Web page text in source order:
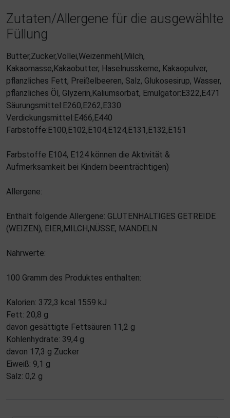
Zutaten/Allergene für die ausgewählte
Füllung
Butter,Zucker,Vollei,Weizenmehl,Milch,
Kakaomasse,Kakaobutter, Haselnusskerne, Kakaopulver,
pflanzliches Fett, Preißelbeeren, Salz, Glukosesirup, Wasser,
pflanzliches Öl, Glyzerin,Kaliumsorbat, Emulgator:E322,E471
Säurungsmittel:E260,E262,E330
Verdickungsmittel:E466,E440
Farbstoffe:E100,E102,E104,E124,E131,E132,E151
Farbstoffe E104, E124 können die Aktivität &
Aufmerksamkeit bei Kindern beeinträchtigen)
Allergene:
Enthält folgende Allergene: GLUTENHALTIGES GETREIDE
(WEIZEN), EIER,MILCH,NÜSSE, MANDELN
Nährwerte:
100 Gramm des Produktes enthalten:
Kalorien: 372,3 kcal 1559 kJ
Fett: 20,8 g
davon gesättigte Fettsäuren 11,2 g
Kohlenhydrate: 39,4 g
davon 17,3 g Zucker
Eiweiß: 9,1 g
Salz: 0,2 g